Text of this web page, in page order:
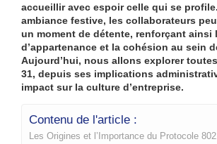
accueillir avec espoir celle qui se
ambiance festive, les collaborateurs
un moment de détente, renforçant ainsi
d’appartenance et la cohésion au sein
Aujourd’hui, nous allons explorer
31, depuis ses implications
impact sur la culture d’entreprise.
Contenu de l'article :
Les Origines et l’Importance du Protocole